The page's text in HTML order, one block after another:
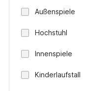
Außenspiele
Hochstuhl
Innenspiele
Kinderlaufstall